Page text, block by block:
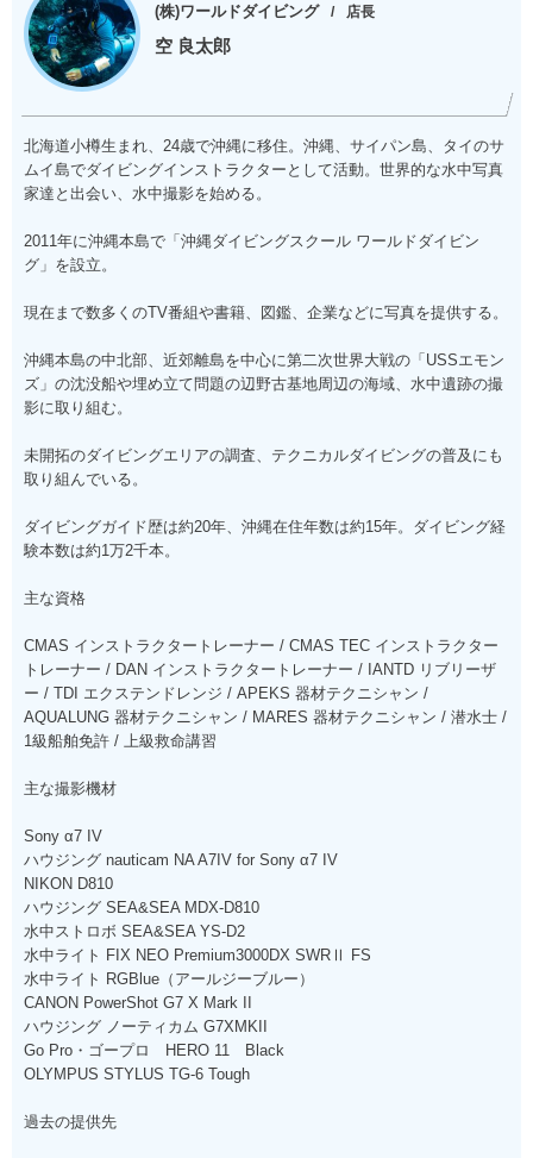
(株)ワールドダイビング 店長
空 良太郎
北海道小樽生まれ、24歳で沖縄に移住。沖縄、サイパン島、タイのサ
ムイ島でダイビングインストラクターとして活動。世界的な水中写真
家達と出会い、水中撮影を始める。
2011年に沖縄本島で「沖縄ダイビングスクール ワールドダイビン
グ」を設立。
現在まで数多くのTV番組や書籍、図鑑、企業などに写真を提供する。
沖縄本島の中北部、近郊離島を中心に第二次世界大戦の「USSエモン
ズ」の沈没船や埋め立て問題の辺野古基地周辺の海域、水中遺跡の撮
影に取り組む。
未開拓のダイビングエリアの調査、テクニカルダイビングの普及にも
取り組んでいる。
ダイビングガイド歴は約20年、沖縄在住年数は約15年。ダイビング経
験本数は約1万2千本。
主な資格
CMAS インストラクタートレーナー / CMAS TEC インストラクター
トレーナー / DAN インストラクタートレーナー / IANTD リブリーザ
ー / TDI エクステンドレンジ / APEKS 器材テクニシャン /
AQUALUNG 器材テクニシャン / MARES 器材テクニシャン / 潜水士 /
1級船舶免許 / 上級救命講習
主な撮影機材
Sony α7 IV
ハウジング nauticam NA A7IV for Sony α7 IV
NIKON D810
ハウジング SEA&SEA MDX-D810
水中ストロボ SEA&SEA YS-D2
水中ライト FIX NEO Premium3000DX SWRⅡ FS
水中ライト RGBlue（アールジーブルー）
CANON PowerShot G7 X Mark II
ハウジング ノーティカム G7XMKII
Go Pro・ゴープロ HERO 11 Black
OLYMPUS STYLUS TG-6 Tough
過去の提供先